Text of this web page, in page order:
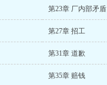
第23章 厂内部矛盾
第27章 招工
第31章 道歉
第35章 赔钱